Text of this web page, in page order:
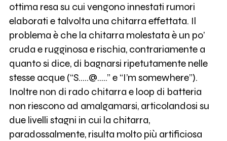
ottima resa su cui vengono innestati rumori
elaborati e talvolta una chitarra effettata. Il
problema è che la chitarra molestata è un po’
cruda e rugginosa e rischia, contrariamente a
quanto si dice, di bagnarsi ripetutamente nelle
stesse acque (“S…..@…..” e “I’m somewhere”).
Inoltre non di rado chitarra e loop di batteria
non riescono ad amalgamarsi, articolandosi su
due livelli stagni in cui la chitarra,
paradossalmente, risulta molto più artificiosa